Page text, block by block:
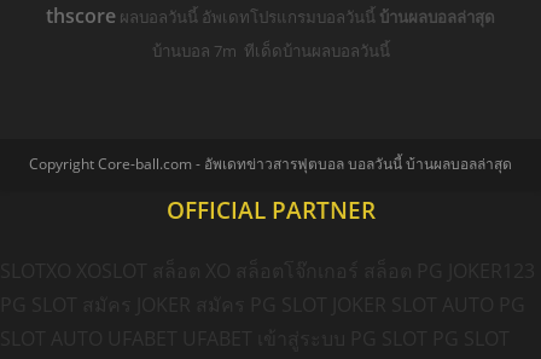
thscore ผลบอลวันนี้ อัพเดทโปรแกรมบอลวันนี้ บ้านผลบอลล่าสุด
บ้านบอล 7m ทีเด็ดบ้านผลบอลวันนี้
Copyright Core-ball.com - อัพเดทข่าวสารฟุตบอล บอลวันนี้ บ้านผลบอลล่าสุด
OFFICIAL PARTNER